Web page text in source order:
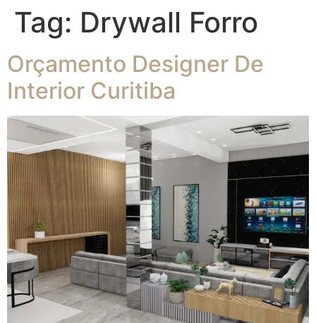
Tag: Drywall Forro
Orçamento Designer De
Interior Curitiba